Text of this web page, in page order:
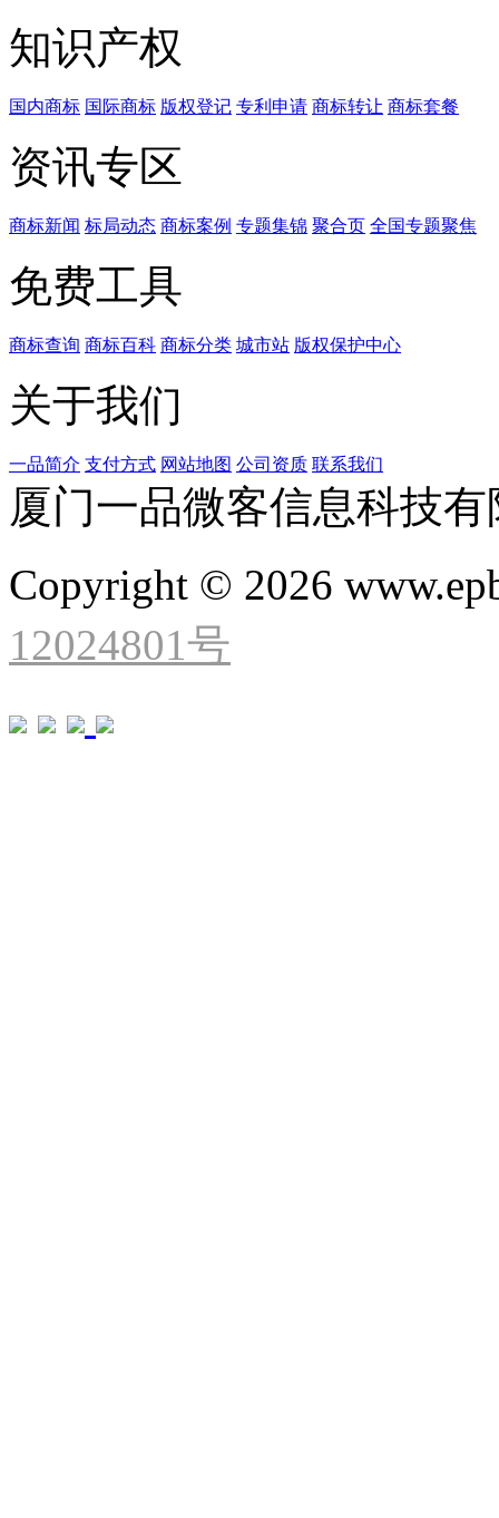
知识产权
国内商标 国际商标 版权登记 专利申请 商标转让 商标套餐
资讯专区
商标新闻 标局动态 商标案例 专题集锦 聚合页 全国专题聚焦
免费工具
商标查询 商标百科 商标分类 城市站 版权保护中心
关于我们
一品简介 支付方式 网站地图 公司资质 联系我们
厦门一品微客信息科技
Copyright © 2026
12024801号